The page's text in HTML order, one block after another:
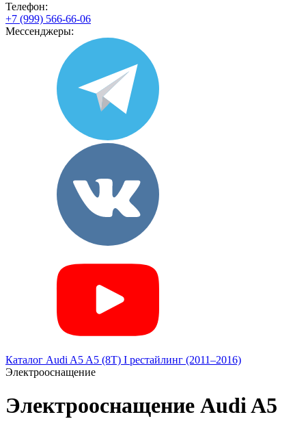
Телефон:
+7 (999) 566-66-06
Мессенджеры:
Каталог Audi A5 A5 (8T) I рестайлинг (2011–2016)
Электрооснащение
Электрооснащение Audi A5